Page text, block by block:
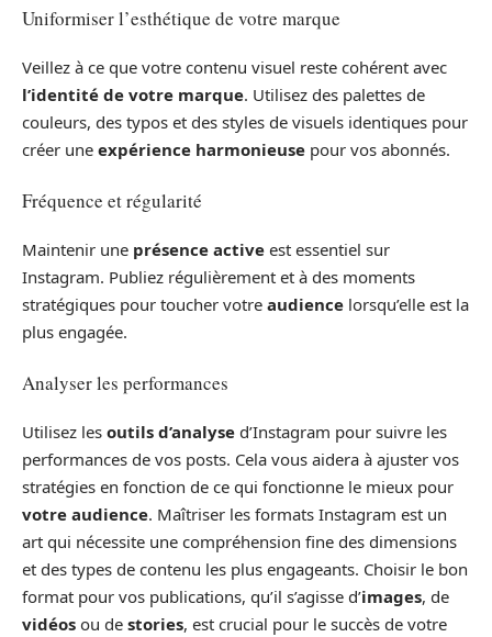
Uniformiser l’esthétique de votre marque
Veillez à ce que votre contenu visuel reste cohérent avec
l’identité de votre marque. Utilisez des palettes de
couleurs, des typos et des styles de visuels identiques pour
créer une expérience harmonieuse pour vos abonnés.
Fréquence et régularité
Maintenir une présence active est essentiel sur
Instagram. Publiez régulièrement et à des moments
stratégiques pour toucher votre audience lorsqu’elle est la
plus engagée.
Analyser les performances
Utilisez les outils d’analyse d’Instagram pour suivre les
performances de vos posts. Cela vous aidera à ajuster vos
stratégies en fonction de ce qui fonctionne le mieux pour
votre audience. Maîtriser les formats Instagram est un
art qui nécessite une compréhension fine des dimensions
et des types de contenu les plus engageants. Choisir le bon
format pour vos publications, qu’il s’agisse d’images, de
vidéos ou de stories, est crucial pour le succès de votre